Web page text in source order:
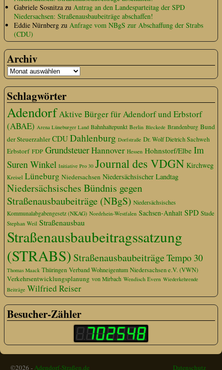
Gabriele Sosnitza zu Antrag an den Landesparteitag der SPD
Niedersachsen: Straßenausbaubeiträge abschaffen!
Eddie Nürnberg zu Anfrage vom NBgS zur Abschaffung der Strabs
(CDU)
Archiv
Schlagwörter
AdendorfAktive Bürger für Adendorf und Erbstorf
(ABAE) Arena Lüneburger Land Bahnhaltepunkt Berlin Bleckede Brandenburg Bund
der Steuerzahler CDU Dahlenburg Dorfstraße Dr. Wolf Dietrich Sachweh
Erbstorf FDP GrundsteuerHannover Hessen Hohnstorf/Elbe Im
Suren Winkel Initiative Pro 30 Journal des VDGN Kirchweg
Kreisel Lüneburg Niedersachsen Niedersächsischer Landtag
Niedersächsisches Bündnis gegen
Straßenausbaubeiträge (NBgS) Niedersächsisches
Kommunalabgabengesetz (NKAG) Nordrhein-Westfalen Sachsen-Anhalt SPD Stade
Stephan Weil Straßenausbau
Straßenausbaubeitragssatzung
(STRABS) StraßenausbaubeiträgeTempo 30
Thomas Maack Thüringen Verband Wohneigentum Niedersachsen e.V. (VWN)
Verkehrsentwicklungsplanung von Mirbach Wendisch Evern Wiederkehrende
Beiträge Wilfried Reiser
Besucher-Zähler
©2026 -Adendorf-Straßen.de Datenschutz